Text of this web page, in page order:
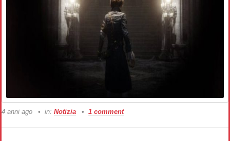
4 anni ago in: Notizia 1 comment